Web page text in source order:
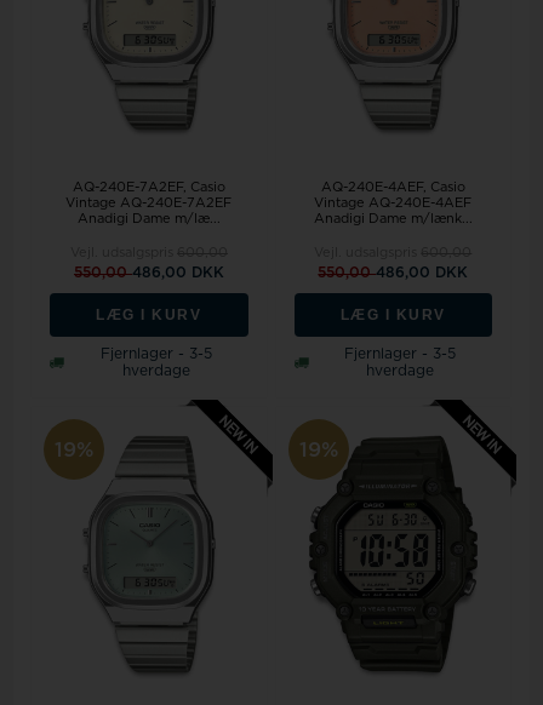
AQ-240E-7A2EF, Casio
Vintage AQ-240E-7A2EF
Anadigi Dame m/læ...
550,00486,00 DKK
LÆG I KURV
Fjernlager - 3-5
hverdage
AQ-240E-4AEF, Casio
Vintage AQ-240E-4AEF
Anadigi Dame m/lænk...
550,00486,00 DKK
LÆG I KURV
Fjernlager - 3-5
hverdage
19% 19%